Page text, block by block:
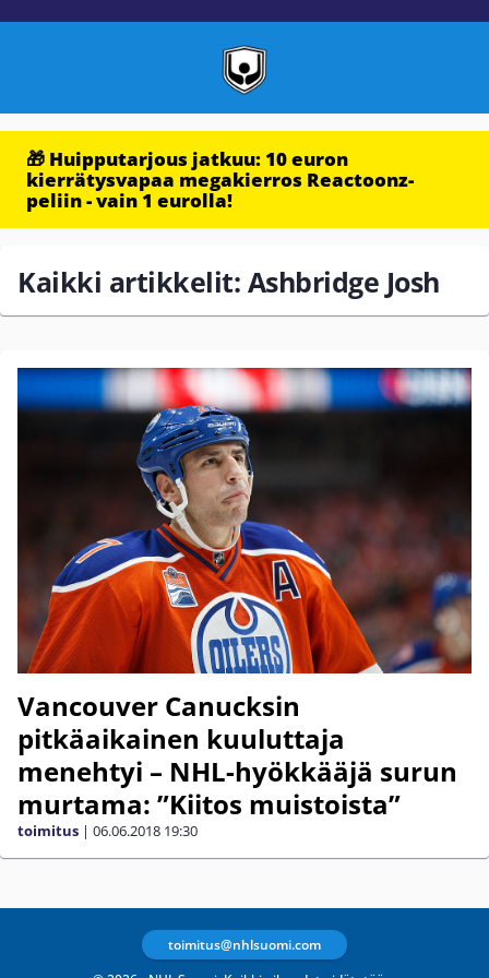
🎁 Huipputarjous jatkuu: 10 euron
kierrätysvapaa megakierros Reactoonz-
peliin - vain 1 eurolla!
Kaikki artikkelit: Ashbridge Josh
Vancouver Canucksin
pitkäaikainen kuuluttaja
menehtyi – NHL-hyökkääjä surun
murtama: ”Kiitos muistoista”
toimitus | 06.06.2018 19:30
toimitus@nhlsuomi.com